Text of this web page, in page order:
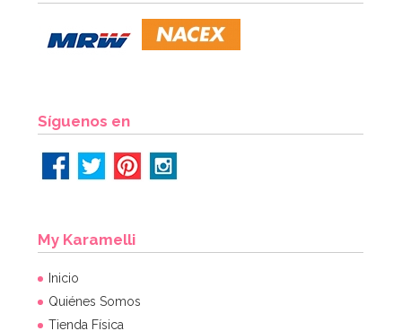
6,95€
Síguenos en
My Karamelli
Inicio
Quiénes Somos
Tienda Física